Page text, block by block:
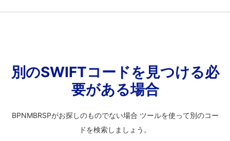
別のSWIFTコードを見つける必
要がある場合
BPNMBRSPがお探しのものでない場合 ツールを使って別のコー
ドを検索しましょう。